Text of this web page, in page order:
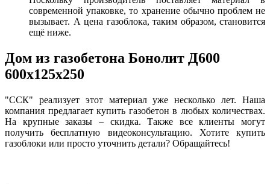
современной упаковке, то хранение обычно проблем не
вызывает. А цена газоблока, таким образом, становится
ещё ниже.
Дом из газобетона Бонолит Д600
600x125x250
"ССК" реализует этот материал уже несколько лет. Наша
компания предлагает купить газобетон в любых количествах.
На крупные заказы – скидка. Также все клиенты могут
получить бесплатную видеоконсультацию. Хотите купить
газоблоки или просто уточнить детали? Обращайтесь!